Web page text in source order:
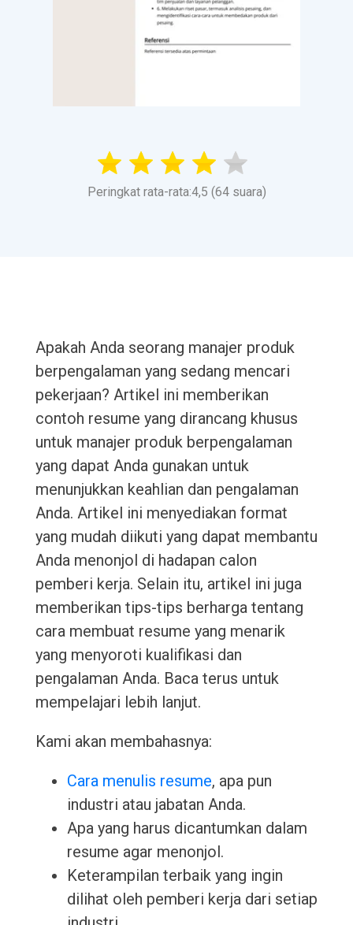
Peringkat rata-rata:4,5 (64 suara)
Apakah Anda seorang manajer produk
berpengalaman yang sedang mencari
pekerjaan? Artikel ini memberikan
contoh resume yang dirancang khusus
untuk manajer produk berpengalaman
yang dapat Anda gunakan untuk
menunjukkan keahlian dan pengalaman
Anda. Artikel ini menyediakan format
yang mudah diikuti yang dapat membantu
Anda menonjol di hadapan calon
pemberi kerja. Selain itu, artikel ini juga
memberikan tips-tips berharga tentang
cara membuat resume yang menarik
yang menyoroti kualifikasi dan
pengalaman Anda. Baca terus untuk
mempelajari lebih lanjut.
Kami akan membahasnya:
Cara menulis resume, apa pun
industri atau jabatan Anda.
Apa yang harus dicantumkan dalam
resume agar menonjol.
Keterampilan terbaik yang ingin
dilihat oleh pemberi kerja dari setiap